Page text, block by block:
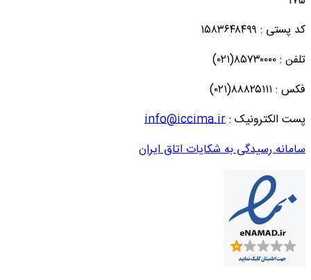
کد پستی : ۱۵۸۳۶۴۸۴۹۹
تلفن : ۸۵۷۳۰۰۰۰(۰۲۱)
فکس : ۸۸۸۲۵۱۱۱(۰۲۱)
پست الکترونیک :info@iccima.ir
سامانه رسیدگی به شکایات اتاق ایران